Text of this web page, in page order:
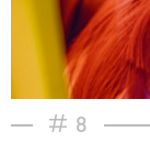
8